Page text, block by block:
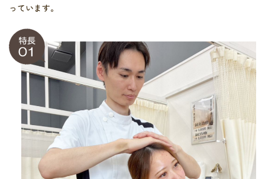
っています。